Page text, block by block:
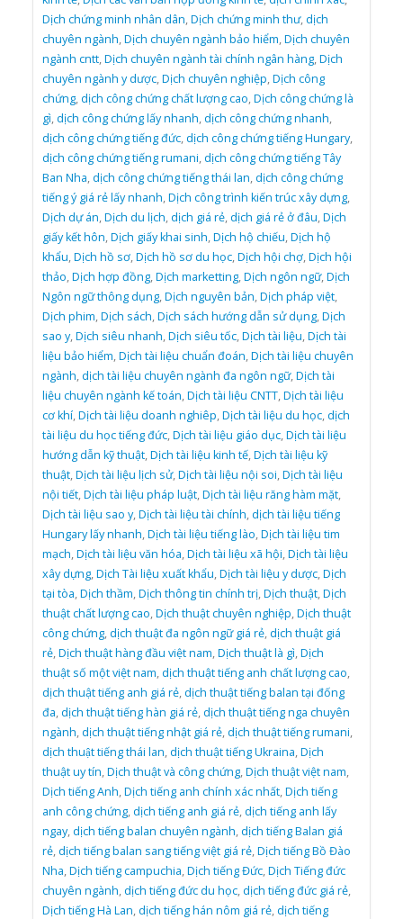
Dịch chứng minh nhân dân,Dịch chứng minh thư,dịch
chuyên ngành,Dịch chuyên ngành bảo hiểm,Dịch chuyên
ngành cntt,Dịch chuyên ngành tài chính ngân hàng,Dịch
chuyên ngành y dược,Dịch chuyên nghiệp,Dịch công
chứng,dịch công chứng chất lượng cao,Dịch công chứng là
gì,dịch công chứng lấy nhanh,dịch công chứng nhanh,
dịch công chứng tiếng đức,dịch công chứng tiếng Hungary,
dịch công chứng tiếng rumani,dịch công chứng tiếng Tây
Ban Nha,dịch công chứng tiếng thái lan,dịch công chứng
tiếng ý giá rẻ lấy nhanh,Dịch công trình kiến trúc xây dựng,
Dịch dự án,Dịch du lịch,dịch giá rẻ,dịch giá rẻ ở đâu,Dịch
giấy kết hôn,Dịch giấy khai sinh,Dịch hộ chiếu,Dịch hộ
khẩu,Dịch hồ sơ,Dịch hồ sơ du học,Dịch hội chợ,Dịch hội
thảo,Dịch hợp đồng,Dịch marketting,Dịch ngôn ngữ,Dịch
Ngôn ngữ thông dụng,Dịch nguyên bản,Dịch pháp việt,
Dịch phim,Dịch sách,Dịch sách hướng dẫn sử dụng,Dịch
sao y,Dịch siêu nhanh,Dịch siêu tốc,Dịch tài liệu,Dịch tài
liệu bảo hiểm,Dịch tài liệu chuẩn đoán,Dịch tài liệu chuyên
ngành,dịch tài liệu chuyên ngành đa ngôn ngữ,Dịch tài
liệu chuyên ngành kế toán,Dịch tài liệu CNTT,Dịch tài liệu
cơ khí,Dịch tài liệu doanh nghiêp,Dịch tài liệu du học,dịch
tài liệu du học tiếng đức,Dịch tài liệu giáo dục,Dịch tài liệu
hướng dẫn kỹ thuật,Dịch tài liệu kinh tế,Dịch tài liệu kỹ
thuật,Dịch tài liệu lịch sử,Dịch tài liệu nội soi,Dịch tài liệu
nội tiết,Dịch tài liệu pháp luật,Dịch tài liệu răng hàm mặt,
Dịch tài liệu sao y,Dịch tài liệu tài chính,dịch tài liệu tiếng
Hungary lấy nhanh,Dịch tài liệu tiếng lào,Dịch tài liệu tim
mạch,Dịch tài liệu văn hóa,Dịch tài liệu xã hội,Dịch tài liệu
xây dựng,Dịch Tài liệu xuất khẩu,Dịch tài liệu y dược,Dịch
tại tòa,Dịch thầm,Dịch thông tin chính trị,Dịch thuật,Dịch
thuật chất lượng cao,Dịch thuật chuyên nghiệp,Dịch thuật
công chứng,dịch thuật đa ngôn ngữ giá rẻ,dịch thuật giá
rẻ,Dịch thuật hàng đầu việt nam,Dịch thuật là gì,Dịch
thuật số một việt nam,dịch thuật tiếng anh chất lượng cao,
dịch thuật tiếng anh giá rẻ,dịch thuật tiếng balan tại đống
đa,dịch thuật tiếng hàn giá rẻ,dịch thuật tiếng nga chuyên
ngành,dịch thuật tiếng nhật giá rẻ,dịch thuật tiếng rumani,
dịch thuật tiếng thái lan,dịch thuật tiếng Ukraina,Dịch
thuật uy tín,Dịch thuật và công chứng,Dịch thuật việt nam,
Dịch tiếng Anh,Dịch tiếng anh chính xác nhất,Dịch tiếng
anh công chứng,dịch tiếng anh giá rẻ,dịch tiếng anh lấy
ngay,dịch tiếng balan chuyên ngành,dịch tiếng Balan giá
rẻ,dịch tiếng balan sang tiếng việt giá rẻ,Dịch tiếng Bồ Đào
Nha,Dịch tiếng campuchia,Dịch tiếng Đức,Dịch Tiếng đức
chuyên ngành,dịch tiếng đức du học,dịch tiếng đức giá rẻ,
Dịch tiếng Hà Lan,dịch tiếng hán nôm giá rẻ,dịch tiếng